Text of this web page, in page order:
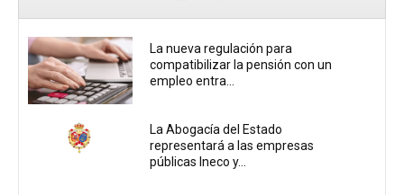
La nueva regulación para
compatibilizar la pensión con un
empleo entra...
La Abogacía del Estado
representará a las empresas
públicas Ineco y...